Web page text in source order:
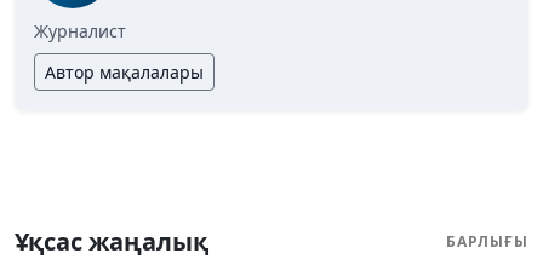
Журналист
Автор мақалалары
Ұқсас жаңалық БАРЛЫҒЫ